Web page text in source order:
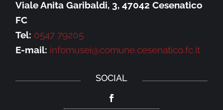
Viale Anita Garibaldi, 3, 47042 Cesenatico
FC
Tel: 0547 79205
E-mail: infomusei@comune.cesenatico.fc.it
SOCIAL